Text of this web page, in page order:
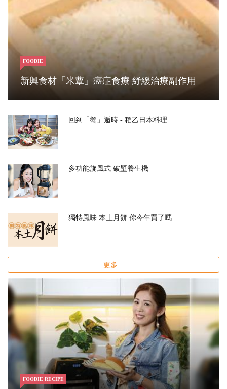
FOODIE
新興食材「米蕈」癌症食療 紓緩治療副作用
回到「蟹」逅時 - 稻乙日本料理
多功能旋風式 破壁養生機
獨特風味 本土月餅 你今年買了嗎
更多...
FOODIE RECIPE